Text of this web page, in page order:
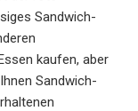
Sandwich-
kaufen, aber
Sandwich-